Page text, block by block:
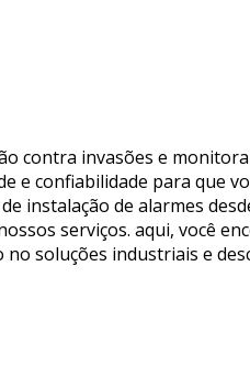
contra invasões e
e confiabilidade para que
instalação de alarmes
serviços. aqui, você
no soluções industriais e